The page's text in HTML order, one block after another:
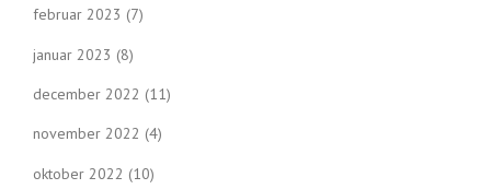
februar 2023 (7)
januar 2023 (8)
december 2022 (11)
november 2022 (4)
oktober 2022 (10)